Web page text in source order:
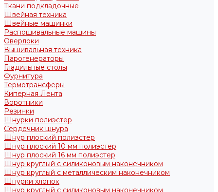
Ткани подкладочные
Швейная техника
Швейные машинки
Распошивальные машины
Оверлоки
Вышивальная техника
Парогенераторы
Гладильные столы
Фурнитура
Термотрансферы
Киперная Лента
Воротники
Резинки
Шнурки полиэстер
Сердечник шнура
Шнур плоский полиэстер
Шнур плоский 10 мм полиэстер
Шнур плоский 16 мм полиэстер
Шнур круглый с силиконовым наконечником
Шнур круглый с металлическим наконечником
Шнурки хлопок
Шнур круглый с силиконовым наконечником